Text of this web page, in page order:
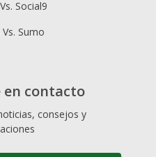
Social9
Sumo
en contacto
consejos y